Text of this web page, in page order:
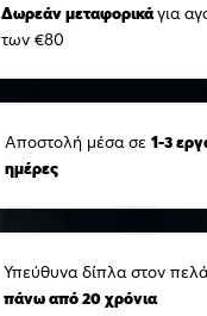
Δωρεάν μεταφορικάγια
των €80
Αποστολή μέσα σε 1-3
ημέρες
Υπεύθυνα δίπλα στον
πάνω από 20 χρόνια